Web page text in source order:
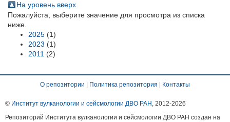
На уровень вверх
Пожалуйста, выберите значение для просмотра из списка
ниже.
2025 (1)
2023 (1)
2011 (2)
О репозитории Политика репозитория Контакты
© Институт вулканологии и сейсмологии ДВО РАН , 2012-2026
Репозиторий Института вулканологии и сейсмологии ДВО РАН создан на